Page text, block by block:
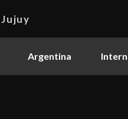
Jujuy
Argentina